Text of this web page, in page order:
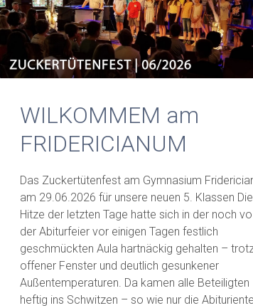
WILKOMMEM am
FRIDERICIANUM
Das Zuckertütenfest am Gymnasium
am 29.06.2026 für unsere neuen 5. Klassen Die
Hitze der letzten Tage hatte sich in der noch
der Abiturfeier vor einigen Tagen festlich
geschmückten Aula hartnäckig gehalten –
offener Fenster und deutlich gesunkener
Außentemperaturen. Da kamen alle Beteiligten
heftig ins Schwitzen – so wie nur die